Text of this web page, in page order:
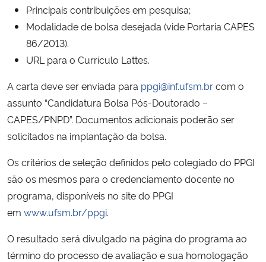
Principais contribuições em pesquisa;
Modalidade de bolsa desejada (vide Portaria CAPES
86/2013).
URL para o Currículo Lattes.
A carta deve ser enviada para ppgi@inf.ufsm.brcom o
assunto “Candidatura Bolsa Pós-Doutorado –
CAPES/PNPD”. Documentos adicionais poderão ser
solicitados na implantação da bolsa.
Os critérios de seleção definidos pelo colegiado do PPGI
são os mesmos para o credenciamento docente no
programa, disponíveis no site do PPGI
em www.ufsm.br/ppgi.
O resultado será divulgado na página do programa ao
término do processo de avaliação e sua homologação